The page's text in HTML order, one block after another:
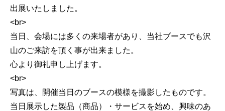
出展いたしました。
<br>
当日、会場には多くの来場者があり、当社ブースでも沢
山のご来訪を頂く事が出来ました。
心より御礼申し上げます。
<br>
写真は、開催当日のブースの模様を撮影したものです。
当日展示した製品（商品）・サービスを始め、興味のあ